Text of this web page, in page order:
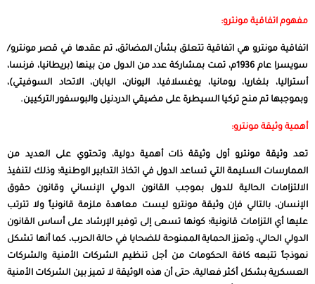
مفهوم اتفاقية مونترو:
اتفاقية مونترو هي اتفاقية تتعلق بشأن المضائق، تم عقدها في قصر مونترو/
سويسرا عام 1936م، تمت بمشاركة عدد من الدول من بينها (بريطانيا، فرنسا،
أستراليا، بلغاريا، رومانيا، يوغسلافيا، اليونان، اليابان، الاتحاد السوفيتي)،
وبموجبها تم منح تركيا السيطرة على مضيقي الدردنيل والبوسفور التركيين.
أهمية وثيقة مونترو:
تعد وثيقة مونترو أول وثيقة ذات أهمية دولية، وتحتوي على العديد من
الممارسات السليمة التي تساعد الدول في اتخاذ التدابير الوطنية؛ وذلك لتنفيذ
الالتزامات الحالية للدول بموجب القانون الدولي الإنساني وقانون حقوق
الإنسان، بالتالي فإن وثيقة مونترو ليست معاهدة ملزمة قانونياً ولا تترتب
عليها أي التزامات قانونية؛ كونها تسعى إلى توفير الإرشاد على أساس القانون
الدولي الحالي، وتعزز الحماية الممنوحة للضحايا في حالة الحرب، كما أنها تشكل
نموذجاً تتبعه كافة الحكومات من أجل تنظيم الشركات الأمنية والشركات
العسكرية بشكل أكثر فعالية، حتى أن هذه الوثيقة لا تميز بين الشركات الأمنية